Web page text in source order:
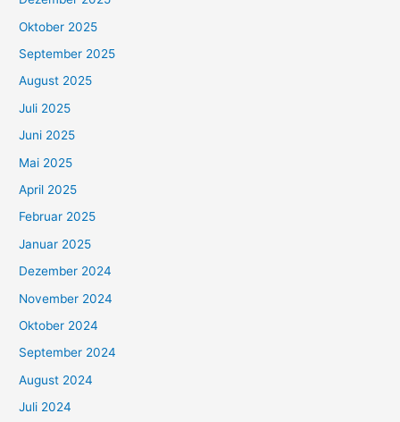
Oktober 2025
September 2025
August 2025
Juli 2025
Juni 2025
Mai 2025
April 2025
Februar 2025
Januar 2025
Dezember 2024
November 2024
Oktober 2024
September 2024
August 2024
Juli 2024